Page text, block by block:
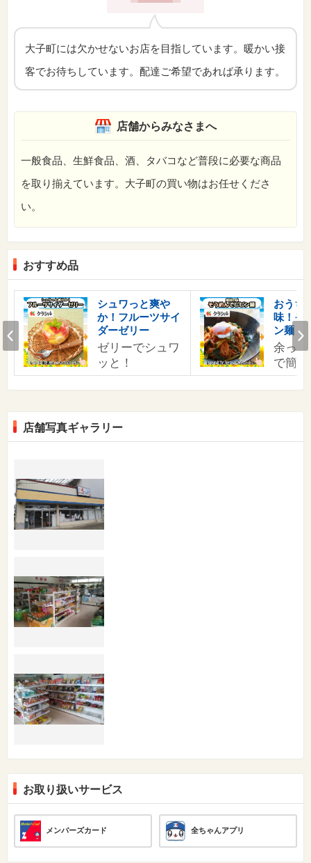
大子町には欠かせないお店を目指しています。暖かい接
客でお待ちしています。配達ご希望であれば承ります。
店舗からみなさまへ
一般食品、生鮮食品、酒、タバコなど普段に必要な商品
を取り揃えています。大子町の買い物はお任せくださ
い。
おすすめ品
シュワっと爽や
か！フルーツサイ
ダーゼリー
ゼリーでシュワ
ッと！
おうち
味！そ
ン麺
余っ
で簡
Prev
店舗写真ギャラリー
お取り扱いサービス
メンバーズカード 全ちゃんアプリ